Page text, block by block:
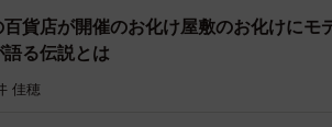
るのが猫あるある！」「欲しい時に限
るのが猫」と、多頭飼いの飼い主さん
百貨店が開催のお化け屋敷のお化けに
語る伝説とは
佳穂